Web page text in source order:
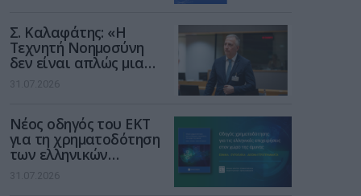
Σ. Καλαφάτης: «Η
Τεχνητή Νοημοσύνη
δεν είναι απλώς μια
νέα τεχνολογία, είναι
μια νέα βιομηχανική
31.07.2026
Νέος οδηγός του ΕΚΤ
για τη χρηματοδότηση
των ελληνικών
επιχειρήσεων στον
χώρο της άμυνας
31.07.2026